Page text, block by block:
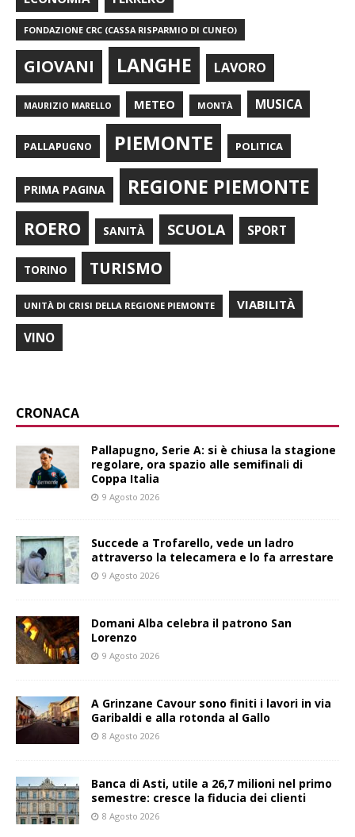
FONDAZIONE CRC (CASSA RISPARMIO DI CUNEO)
GIOVANI LANGHE LAVORO
MAURIZIO MARELLO METEO MONTÀ MUSICA
PALLAPUGNO PIEMONTE POLITICA
PRIMA PAGINA REGIONE PIEMONTE
ROERO SANITÀ SCUOLA SPORT
TORINO TURISMO
UNITÀ DI CRISI DELLA REGIONE PIEMONTE VIABILITÀ
VINO
CRONACA
Pallapugno, Serie A: si è chiusa la stagione
regolare, ora spazio alle semifinali di
Coppa Italia
9 Agosto 2026
Succede a Trofarello, vede un ladro
attraverso la telecamera e lo fa arrestare
9 Agosto 2026
Domani Alba celebra il patrono San
Lorenzo
9 Agosto 2026
A Grinzane Cavour sono finiti i lavori in via
Garibaldi e alla rotonda al Gallo
8 Agosto 2026
Banca di Asti, utile a 26,7 milioni nel primo
semestre: cresce la fiducia dei clienti
8 Agosto 2026